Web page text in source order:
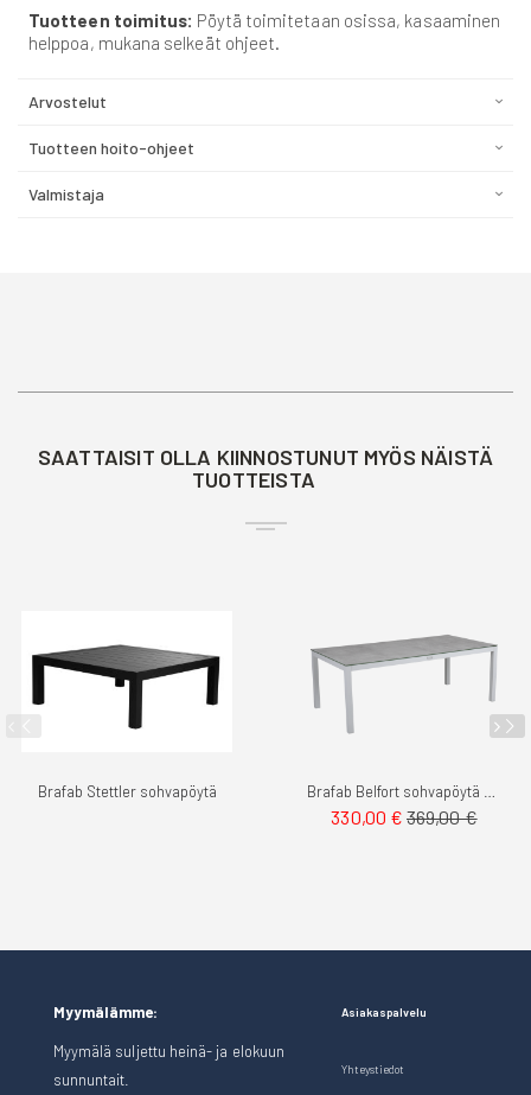
Tuotteen toimitus: Pöytä toimitetaan osissa, kasaaminen
helppoa, mukana selkeät ohjeet.
Arvostelut
Tuotteen hoito-ohjeet
Valmistaja
SAATTAISIT OLLA KIINNOSTUNUT MYÖS NÄISTÄ
TUOTTEISTA
Brafab Stettler sohvapöytä
330,00 € 369,00 €
Myymälämme:
Myymälä suljettu heinä- ja elokuun
sunnuntait.
Asiakaspalvelu
Yhteystiedot